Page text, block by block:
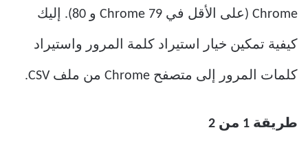
Chrome (على الأقل في Chrome 79 و 80). إليك
كيفية تمكين خيار استيراد كلمة المرور واستيراد
كلمات المرور إلى متصفح Chrome من ملف CSV.
طريقة 1 من 2